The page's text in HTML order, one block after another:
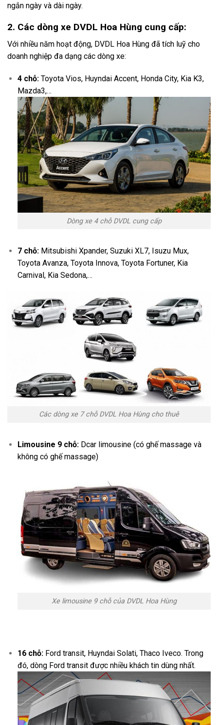
ngắn ngày và dài ngày.
2. Các dòng xe DVDL Hoa Hùng cung cấp:
Với nhiều năm hoạt động, DVDL Hoa Hùng đã tích luỹ cho
doanh nghiệp đa dạng các dòng xe:
4 chỗ: Toyota Vios, Huyndai Accent, Honda City, Kia K3,
Mazda3,…
Dòng xe 4 chỗ DVDL cung cấp
7 chỗ: Mitsubishi Xpander, Suzuki XL7, Isuzu Mux,
Toyota Avanza, Toyota Innova, Toyota Fortuner, Kia
Carnival, Kia Sedona,…
Các dòng xe 7 chỗ DVDL Hoa Hùng cho thuê
Limousine 9 chỗ:Dcar limousine (có ghế massage và
không có ghế massage)
Xe limousine 9 chỗ của DVDL Hoa Hùng
16 chỗ:Ford transit, Huyndai Solati, Thaco Iveco. Trong
đó, dòng Ford transit được nhiều khách tin dùng nhất.